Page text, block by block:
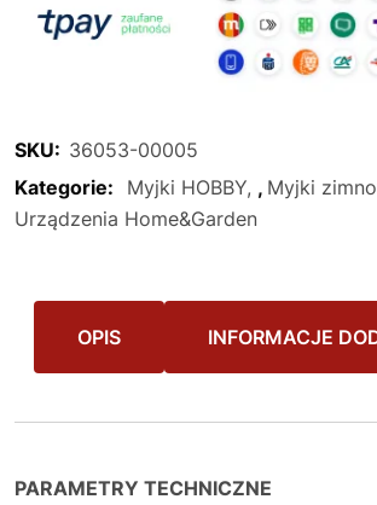
SKU: 36053-00005
Kategorie:
Myjki HOBBY , Myjki
Urządzenia Home&Garden
OPIS INFORMACJE
PARAMETRY TECHNICZNE